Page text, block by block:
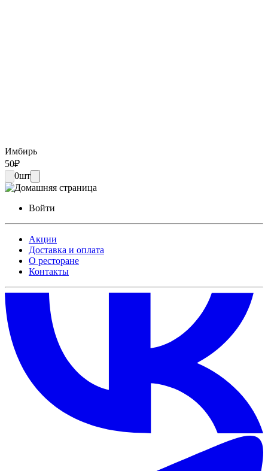
Имбирь
50₽
0шт
Войти
Акции
Доставка и оплата
О ресторане
Контакты